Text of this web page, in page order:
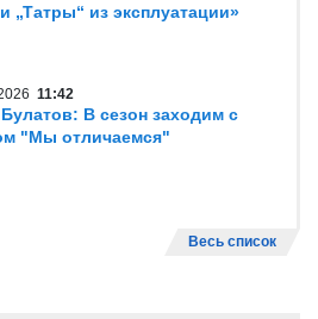
„Татры“ из эксплуатации»
11:42
В сезон заходим с
"Мы отличаемся"
Весь список